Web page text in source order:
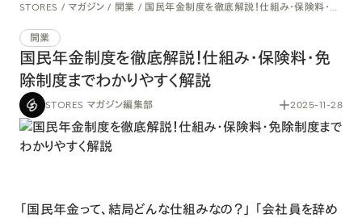
STORES マガジン 開業 国民年金制度を徹底解説！仕組み・保険料・免除制度までわかりやすく解説
開業
国民年金制度を徹底解説！仕組み・保険料・免
除制度までわかりやすく解説
STORES マガジン編集部 2025-11-28
「国民年金って、結局どんな仕組みなの？」 「会社員を辞め